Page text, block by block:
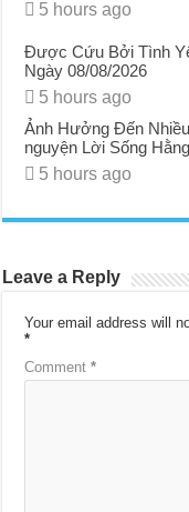
5 hours ago
Được Cứu Bởi Tình
Ngày 08/08/2026
5 hours ago
Ảnh Hưởng Đến
nguyện Lời Sống
5 hours ago
Leave a Reply
Your email address will
*
Comment*